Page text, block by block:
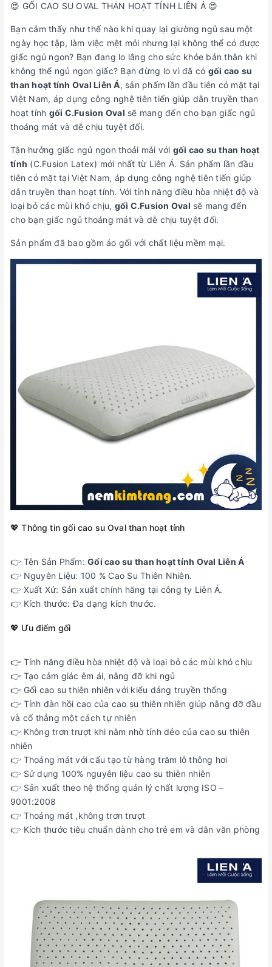
😍 GỐI CAO SU OVAL THAN HOẠT TÍNH LIÊN Á 😍
Bạn cảm thấy như thế nào khi quay lại giường ngủ sau một
ngày học tập, làm việc mệt mỏi nhưng lại không thể có được
giấc ngủ ngon? Bạn đang lo lắng cho sức khỏe bản thân khi
không thể ngủ ngon giấc? Bạn đừng lo vì đã có gối cao su
than hoạt tính Oval Liên Á, sản phẩm lần đầu tiên có mặt tại
Việt Nam, áp dụng công nghệ tiên tiến giúp dẫn truyền than
hoạt tính gối C.Fusion Oval sẽ mang đến cho bạn giấc ngủ
thoáng mát và dễ chịu tuyệt đối.
Tận hưởng giấc ngủ ngon thoải mái với gối cao su than hoạt
tính (C.Fusion Latex) mới nhất từ Liên Á. Sản phẩm lần đầu
tiên có mặt tại Việt Nam, áp dụng công nghệ tiên tiến giúp
dẫn truyền than hoạt tính. Với tính năng điều hòa nhiệt độ và
loại bỏ các mùi khó chịu, gối C.Fusion Oval sẽ mang đến
cho bạn giấc ngủ thoáng mát và dễ chịu tuyệt đối.
Sản phẩm đã bao gồm áo gối với chất liệu mềm mại.
💖 Thông tin gối cao su Oval than hoạt tính
👉 Tên Sản Phẩm: Gối cao su than hoạt tính Oval Liên Á
👉 Nguyên Liệu: 100 % Cao Su Thiên Nhiên.
👉 Xuất Xứ: Sản xuất chính hãng tại công ty Liên Á.
👉 Kích thước: Đa dạng kích thước.
💖 Ưu điểm gối
👉 Tính năng điều hòa nhiệt độ và loại bỏ các mùi khó chịu
👉 Tạo cảm giác êm ái, nâng đỡ khi ngủ
👉 Gối cao su thiên nhiên với kiểu dáng truyền thống
👉 Tính đàn hồi cao của cao su thiên nhiên giúp nâng đỡ đầu
và cổ thẳng một cách tự nhiên
👉 Không trơn trượt khi nằm nhờ tính dẻo của cao su thiên
nhiên
👉 Thoáng mát với cấu tạo từ hàng trăm lỗ thông hơi
👉 Sử dụng 100% nguyên liệu cao su thiên nhiên
👉 Sản xuất theo hệ thống quản lý chất lượng ISO –
9001:2008
👉 Thoáng mát ,không trơn trượt
👉 Kích thước tiêu chuẩn dành cho trẻ em và dân văn phòng